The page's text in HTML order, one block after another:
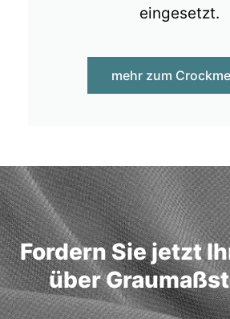
eingesetzt.
mehr zum
Fordern Sie jetzt
über